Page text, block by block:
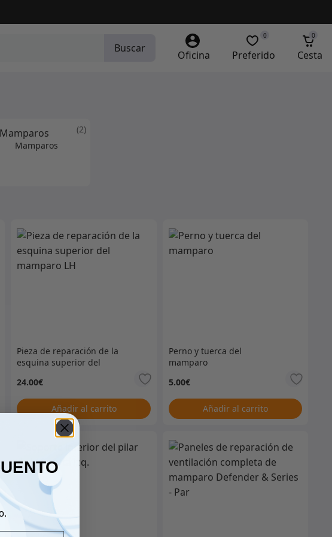
Buscar
Oficina Preferido
0
Cesta
0
Mamparos
(2)
Pieza de reparación de la
esquina superior del
24.00€
Añadir al carrito
Perno y tuerca del
mamparo
5.00€
Añadir al carrito